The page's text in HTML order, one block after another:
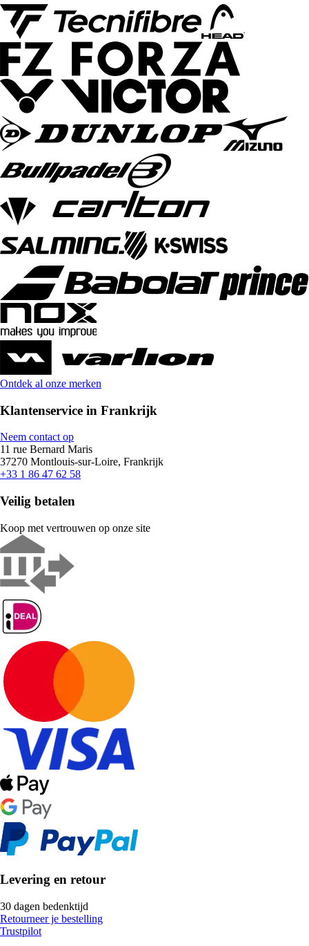
Ontdek al onze merken
Klantenservice in Frankrijk
Neem contact op
11 rue Bernard Maris
37270 Montlouis-sur-Loire, Frankrijk
+33 1 86 47 62 58
Veilig betalen
Koop met vertrouwen op onze site
Levering en retour
30 dagen bedenktijd
Retourneer je bestelling
Trustpilot